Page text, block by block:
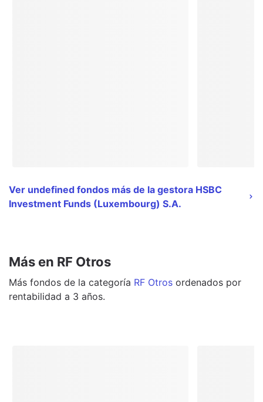
Ver undefined fondos más de la gestora HSBC
Investment Funds (Luxembourg) S.A.
Más en RF Otros
Más fondos de la categoría RF Otros ordenados por
rentabilidad a 3 años.